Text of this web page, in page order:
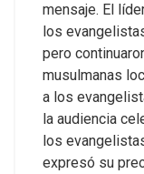
mensaje. El
los
pero
musulmanas
a los
la audiencia
los
expresó su